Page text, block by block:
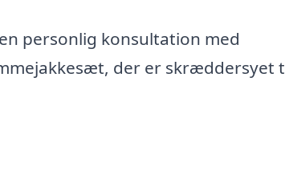
personlig konsultation med
der er skræddersyet